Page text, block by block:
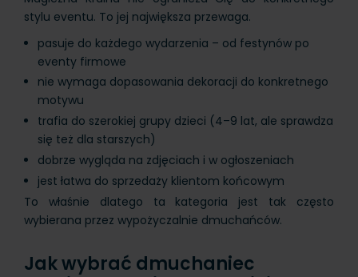
stylu eventu. To jej największa przewaga.
pasuje do każdego wydarzenia – od festynów po
eventy firmowe
nie wymaga dopasowania dekoracji do konkretnego
motywu
trafia do szerokiej grupy dzieci (4–9 lat, ale sprawdza
się też dla starszych)
dobrze wygląda na zdjęciach i w ogłoszeniach
jest łatwa do sprzedaży klientom końcowym
To właśnie dlatego ta kategoria jest tak często
wybierana przez wypożyczalnie dmuchańców.
Jak wybrać dmuchaniec